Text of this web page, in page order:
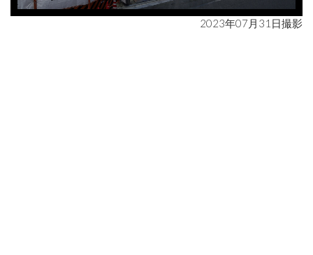
2023年07月31日撮影